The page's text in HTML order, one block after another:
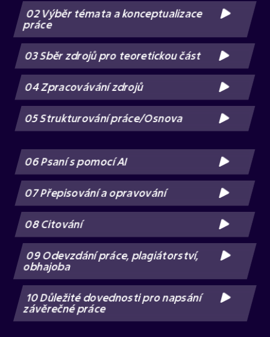
02 Výběr témata a konceptualizace
práce
03 Sběr zdrojů pro teoretickou část
04 Zpracovávání zdrojů
05 Strukturování práce/Osnova
06 Psaní s pomocí AI
07 Přepisování a opravování
08 Citování
09 Odevzdání práce, plagiátorství,
obhajoba
10 Důležité dovednosti pro napsání
závěrečné práce